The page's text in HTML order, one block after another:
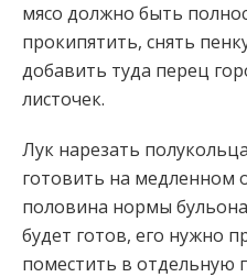
мясо должно быть
прокипятить, снять
добавить туда перец
листочек.
Лук нарезать
готовить на медленном
половина нормы
будет готов, его нужно
поместить в отдельную